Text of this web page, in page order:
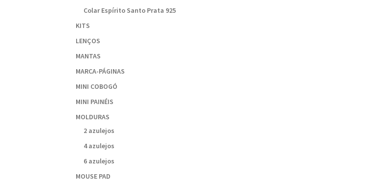
Colar Espírito Santo Prata 925
KITS
LENÇOS
MANTAS
MARCA-PÁGINAS
MINI COBOGÓ
MINI PAINÉIS
MOLDURAS
2 azulejos
4 azulejos
6 azulejos
MOUSE PAD